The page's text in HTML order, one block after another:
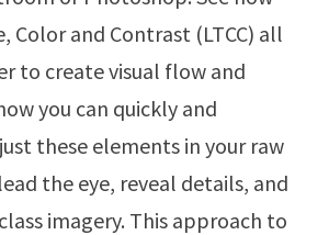
Color and Contrast (LTCC) all
to create visual flow and
you can quickly and
these elements in your raw
the eye, reveal details, and
imagery. This approach to